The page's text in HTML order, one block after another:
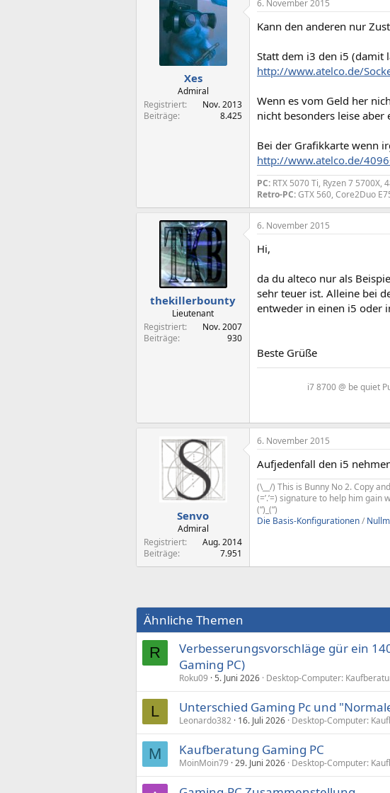
Xes
Admiral
Registriert
Nov. 2013
Beiträge
8.425
6. November 2015
Kann den anderen nur
Statt dem i3 den i5 (damit
http://www.atelco.de/
Wenn es vom Geld her
nicht besonders leise aber
Bei der Grafikkarte wenn
http://www.atelco.de/
PC: RTX 5070 Ti, Ryzen 7 5700X,
Retro-PC:GTX 560, Core2Duo
thekillerbounty
Lieutenant
Registriert
Nov. 2007
Beiträge
930
6. November 2015
Hi,
da du alteco nur als
sehr teuer ist. Alleine bei
entweder in einen i5 oder
Beste Grüße
i7 8700 @ be quiet
Senvo
Admiral
Registriert
Aug. 2014
Beiträge
7.951
6. November 2015
Aufjedenfall den i5
(\__/) This is Bunny No 2. Copy
(=’.’=) signature to help him gain
(“)_(“)
Die Basis-Konfigurationen/
Ähnliche Themen
R
Verbesserungsvorschläge gür ein
Gaming PC)
Roku09 5. Juni 2026 Desktop-Computer:
L Unterschied Gaming Pc und
Leonardo382 16. Juli 2026 Desktop-Computer:
M Kaufberatung Gaming PC
MoinMoin79 29. Juni 2026 Desktop-Computer: